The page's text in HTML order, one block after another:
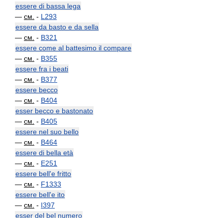
essere di bassa lega
— см. - L293
essere da basto e da sella
— см. - B321
essere come al battesimo il compare
— см. - B355
essere fra i beati
— см. - B377
essere becco
— см. - B404
esser becco e bastonato
— см. - B405
essere nel suo bello
— см. - B464
essere di bella età
— см. - E251
essere bell'e fritto
— см. - F1333
essere bell'e ito
— см. - I397
esser del bel numero